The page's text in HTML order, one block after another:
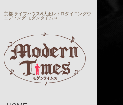
京都 ライブハウス&大正レトロダイニングウ
ェディング モダンタイムス